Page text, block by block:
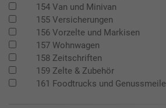
154 Van und Minivan
155 Versicherungen
156 Vorzelte und Markisen
157 Wohnwagen
158 Zeitschriften
159 Zelte & Zubehör
161 Foodtrucks und Genussmeile